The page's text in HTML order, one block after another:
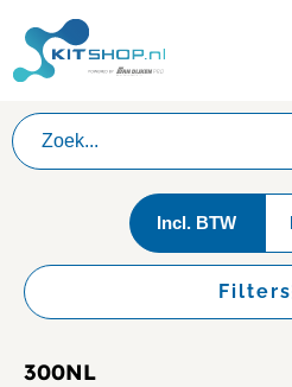
Incl. BTW
Filters
300NL